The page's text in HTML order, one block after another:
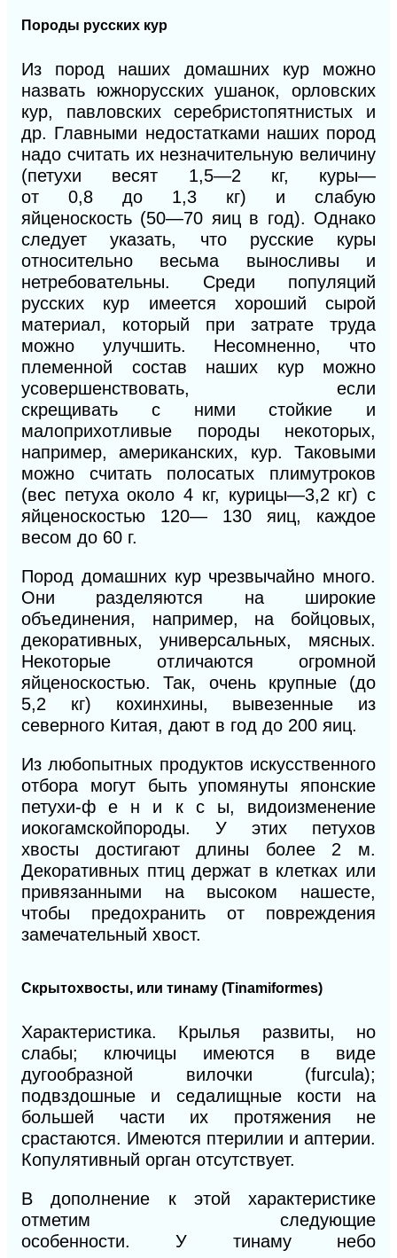
Породы русских кур
Из пород наших домашних кур можно
назвать южнорусских ушанок, орловских
кур, павловских серебристопятнистых и
др. Главными недостатками наших пород
надо считать их незначительную величину
(петухи весят 1,5—2 кг, куры—
от 0,8 до 1,3 кг) и слабую
яйценоскость (50—70 яиц в год). Однако
следует указать, что русские куры
относительно весьма выносливы и
нетребовательны. Среди популяций
русских кур имеется хороший сырой
материал, который при затрате труда
можно улучшить. Несомненно, что
племенной состав наших кур можно
усовершенствовать, если
скрещивать с ними стойкие и
малоприхотливые породы некоторых,
например, американских, кур. Таковыми
можно считать полосатых плимутроков
(вес петуха около 4 кг, курицы—3,2 кг) с
яйценоскостью 120— 130 яиц, каждое
весом до 60 г.
Пород домашних кур чрезвычайно много.
Они разделяются на широкие
объединения, например, на бойцовых,
декоративных, универсальных, мясных.
Некоторые отличаются огромной
яйценоскостью. Так, очень крупные (до
5,2 кг) кохинхины, вывезенные из
северного Китая, дают в год до 200 яиц.
Из любопытных продуктов искусственного
отбора могут быть упомянуты японские
петухи-ф е н и к с ы, видоизменение
иокогамскойпороды. У этих петухов
хвосты достигают длины более 2 м.
Декоративных птиц держат в клетках или
привязанными на высоком нашесте,
чтобы предохранить от повреждения
замечательный хвост.
Скрытохвосты, или тинаму (Tinamiformes)
Характеристика. Крылья развиты, но
слабы; ключицы имеются в виде
дугообразной вилочки (furcula);
подвздошные и седалищные кости на
большей части их протяжения не
срастаются. Имеются птерилии и аптерии.
Копулятивный орган отсутствует.
В дополнение к этой характеристике
отметим следующие
особенности.У тинаму небо